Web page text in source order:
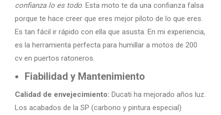
confianza lo es todo. Esta moto te da una confianza falsa
porque te hace creer que eres mejor piloto de lo que eres.
Es tan fácil ir rápido con ella que asusta. En mi experiencia,
es la herramienta perfecta para humillar a motos de 200
cv en puertos ratoneros.
Fiabilidad y Mantenimiento
Calidad de envejecimiento: Ducati ha mejorado años luz.
Los acabados de la SP (carbono y pintura especial)